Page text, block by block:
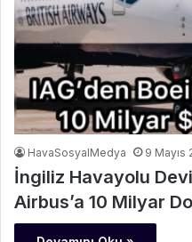
HavaSosyalMedya 9 Mayıs
İngiliz Havayolu
Airbus’a 10 Milyar